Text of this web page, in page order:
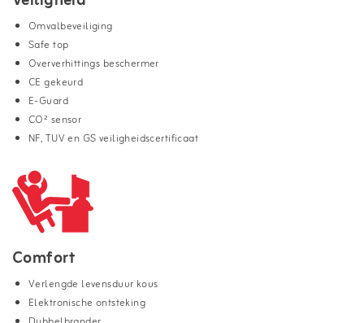
Omvalbeveiliging
Safe top
Oververhittings beschermer
CE gekeurd
E-Guard
CO² sensor
NF, TUV en GS veiligheidscertificaat
Comfort
Verlengde levensduur kous
Elektronische ontsteking